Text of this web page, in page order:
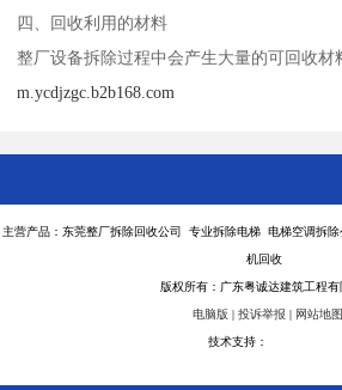
四、回收利用的材料
整厂设备拆除过程中会产生大量的可回收材
m.ycdjzgc.b2b168.com
主营产品：东莞整厂拆除回收公司 专业拆除电梯 电梯空调拆
机回收
版权所有：广东粤诚达建筑工程有
电脑版 | 投诉举报 | 网站地图
技术支持：